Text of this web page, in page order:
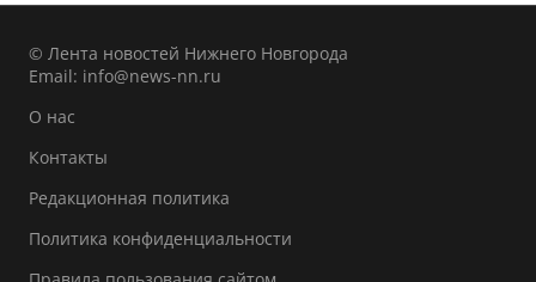
© Лента новостей Нижнего Новгорода
Email: info@news-nn.ru
О нас
Контакты
Редакционная политика
Политика конфиденциальности